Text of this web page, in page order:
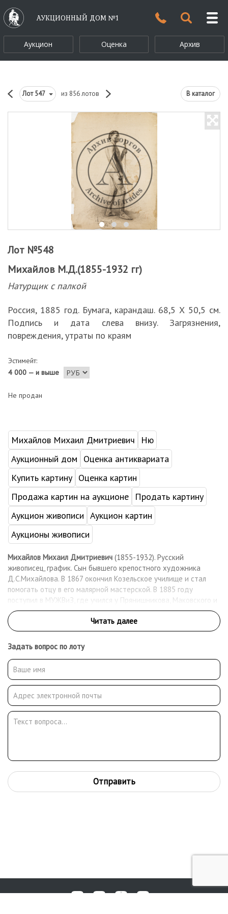
АУКЦИОННЫЙ ДОМ №1
Аукцион Оценка Архив
Лот547 из 856 лотов В каталог
Лот №548
Михайлов М.Д.(1855-1932 гг)
Натурщик с палкой
Россия, 1885 год. Бумага, карандаш. 68,5 Х 50,5 см.
Подпись и дата слева внизу. Загрязнения,
повреждения, утраты по краям
Эстимейт:
4 000 — и выше
Не продан
Михайлов Михаил Дмитриевич
Ню
Аукционный дом
Оценка антиквариата
Купить картину Оценка картин
Продажа картин на аукционе
Продать картину
Аукцион живописи Аукцион картин
Аукционы живописи
Михайлов Михаил Дмитриевич (1855-1932). Русский
живописец, график. Сын бывшего крепостного художника
Д.С.Михайлова. В 1867 окончил Козельское училище и стал
помогать отцу в его малярной мастерской. В 1885 году
поступил в МУЖВиЗ, где учился у Прянишникова, Маковского и
Сурикова. После окончания училища вступил в Московское
общество любителей художеств и стал его постоянным
экспонентом. В 1910 - 1911 - член московского объединения
«Группа художников». Работал как живописец, график-
иллюстратор. После революции вступил в группу «Звено» и
профсоюз московских художников. Работал преподавателем
рисования в школах Сокольнического района.
Задать вопрос по лоту
Отправить